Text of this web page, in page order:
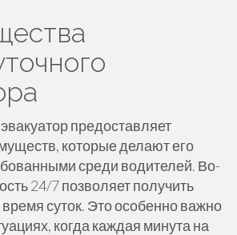
предоставляет
которые делают его
среди водителей. Во-
24/7 позволяет получить
суток. Это особенно важно
когда каждая минута на